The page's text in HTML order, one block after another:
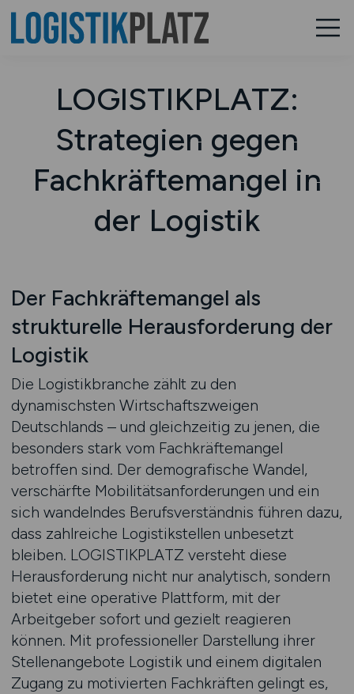
LOGISTIKPLATZ:
Strategien gegen
Fachkräftemangel in
der Logistik
Der Fachkräftemangel als
strukturelle Herausforderung der
Logistik
Die Logistikbranche zählt zu den
dynamischsten Wirtschaftszweigen
Deutschlands – und gleichzeitig zu jenen, die
besonders stark vom Fachkräftemangel
betroffen sind. Der demografische Wandel,
verschärfte Mobilitätsanforderungen und ein
sich wandelndes Berufsverständnis führen dazu,
dass zahlreiche Logistikstellen unbesetzt
bleiben. LOGISTIKPLATZ versteht diese
Herausforderung nicht nur analytisch, sondern
bietet eine operative Plattform, mit der
Arbeitgeber sofort und gezielt reagieren
können. Mit professioneller Darstellung ihrer
Stellenangebote Logistik und einem digitalen
Zugang zu motivierten Fachkräften gelingt es,